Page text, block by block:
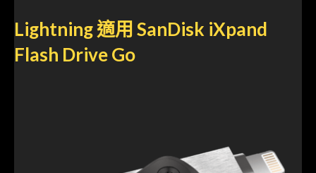
Lightning 適用 SanDisk iXpand
Flash Drive Go